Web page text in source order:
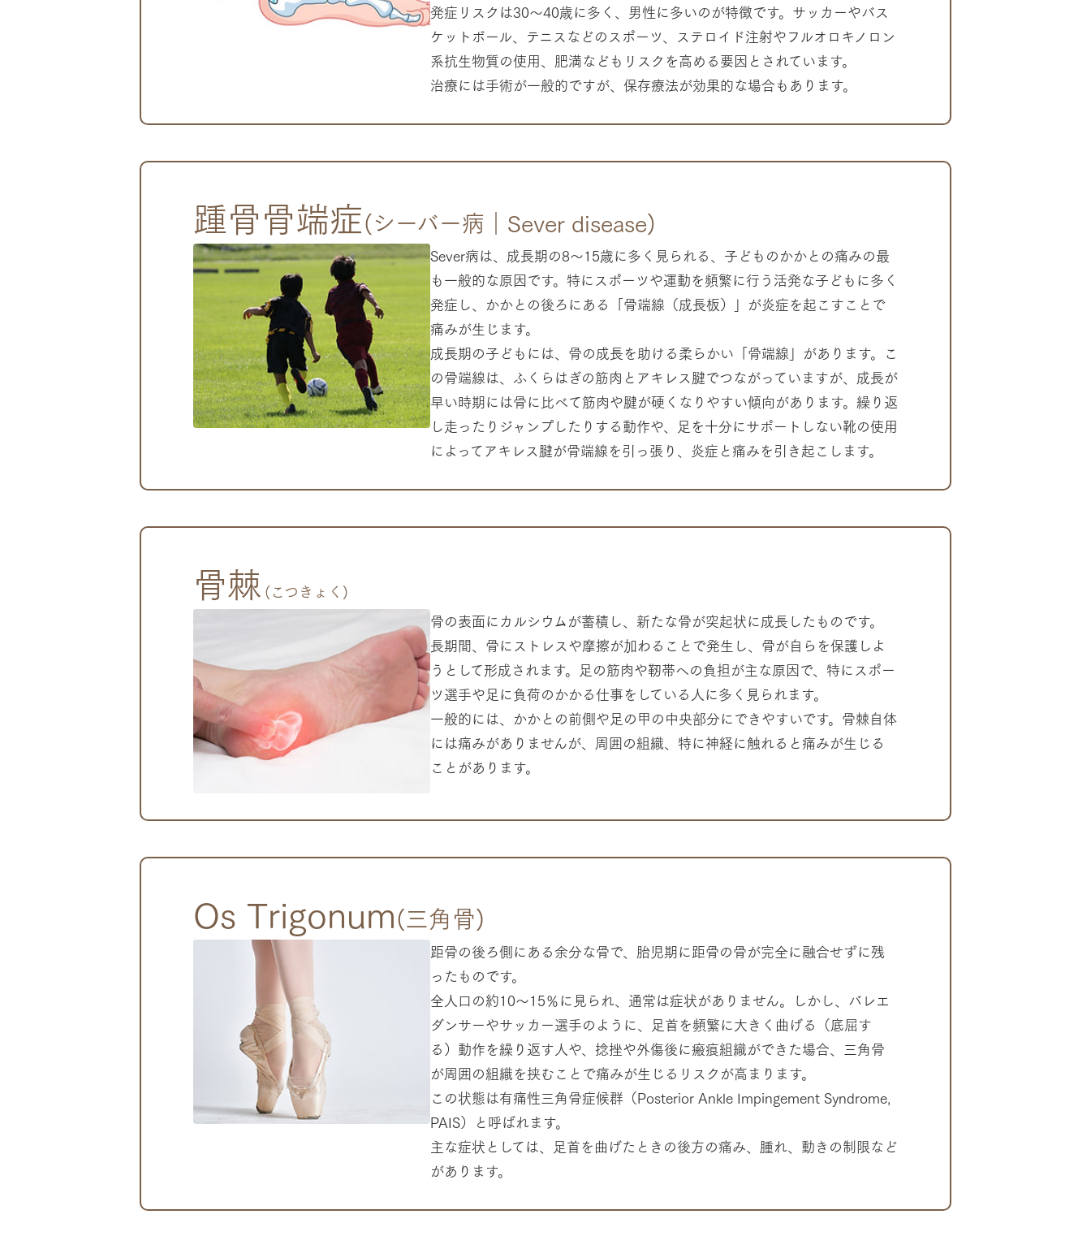
発症リスクは30～40歳に多く、男性に多いのが特徴です。サッカーやバス
ケットボール、テニスなどのスポーツ、ステロイド注射やフルオロキノロン
系抗生物質の使用、肥満などもリスクを高める要因とされています。
治療には手術が一般的ですが、保存療法が効果的な場合もあります。
踵骨骨端症(シーバー病｜Sever disease)
Sever病は、成長期の8～15歳に多く見られる、子どものかかとの痛みの最
も一般的な原因です。特にスポーツや運動を頻繁に行う活発な子どもに多く
発症し、かかとの後ろにある「骨端線（成長板）」が炎症を起こすことで
痛みが生じます。
成長期の子どもには、骨の成長を助ける柔らかい「骨端線」があります。こ
の骨端線は、ふくらはぎの筋肉とアキレス腱でつながっていますが、成長が
早い時期には骨に比べて筋肉や腱が硬くなりやすい傾向があります。繰り返
し走ったりジャンプしたりする動作や、足を十分にサポートしない靴の使用
によってアキレス腱が骨端線を引っ張り、炎症と痛みを引き起こします。
骨棘 (こつきょく)
骨の表面にカルシウムが蓄積し、新たな骨が突起状に成長したものです。
長期間、骨にストレスや摩擦が加わることで発生し、骨が自らを保護しよ
うとして形成されます。足の筋肉や靭帯への負担が主な原因で、特にスポー
ツ選手や足に負荷のかかる仕事をしている人に多く見られます。
一般的には、かかとの前側や足の甲の中央部分にできやすいです。骨棘自体
には痛みがありませんが、周囲の組織、特に神経に触れると痛みが生じる
ことがあります。
Os Trigonum(三角骨)
距骨の後ろ側にある余分な骨で、胎児期に距骨の骨が完全に融合せずに残
ったものです。
全人口の約10～15％に見られ、通常は症状がありません。しかし、バレエ
ダンサーやサッカー選手のように、足首を頻繁に大きく曲げる（底屈す
る）動作を繰り返す人や、捻挫や外傷後に瘢痕組織ができた場合、三角骨
が周囲の組織を挟むことで痛みが生じるリスクが高まります。
この状態は有痛性三角骨症候群（Posterior Ankle Impingement Syndrome,
PAIS）と呼ばれます。
主な症状としては、足首を曲げたときの後方の痛み、腫れ、動きの制限など
があります。